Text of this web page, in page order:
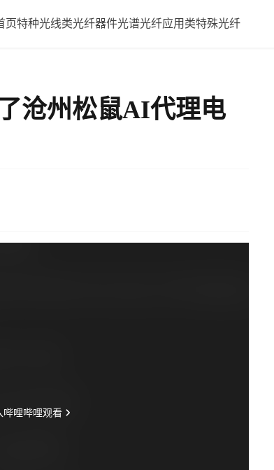
页特种光线类光纤器件光谱光纤应用类特殊光纤
沧州松鼠AI代理电